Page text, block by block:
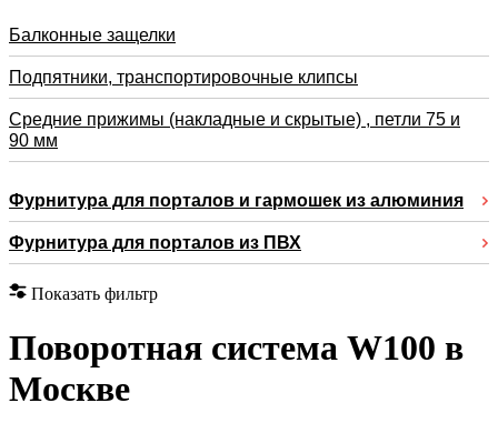
Балконные защелки
Подпятники, транспортировочные клипсы
Средние прижимы (накладные и скрытые) , петли 75 и
90 мм
Фурнитура для порталов и гармошек из алюминия
Фурнитура для порталов из ПВХ
Показать фильтр
Поворотная система W100 в
Москве